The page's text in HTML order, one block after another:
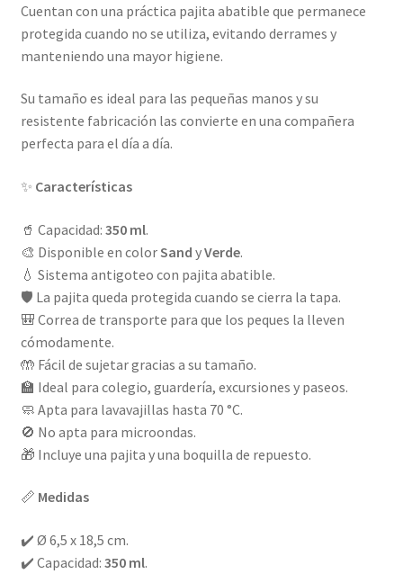
Cuentan con una práctica pajita abatible que permanece
protegida cuando no se utiliza, evitando derrames y
manteniendo una mayor higiene.
Su tamaño es ideal para las pequeñas manos y su
resistente fabricación las convierte en una compañera
perfecta para el día a día.
✨ Características
🥤 Capacidad: 350 ml.
🎨 Disponible en colorSand yVerde.
💧 Sistema antigoteo con pajita abatible.
🛡️ La pajita queda protegida cuando se cierra la tapa.
🎒 Correa de transporte para que los peques la lleven
cómodamente.
🤲 Fácil de sujetar gracias a su tamaño.
🏫 Ideal para colegio, guardería, excursiones y paseos.
🧼 Apta para lavavajillas hasta 70 °C.
🚫 No apta para microondas.
🎁 Incluye una pajita y una boquilla de repuesto.
📏 Medidas
✔️ Ø 6,5 x 18,5 cm.
✔️ Capacidad: 350 ml.